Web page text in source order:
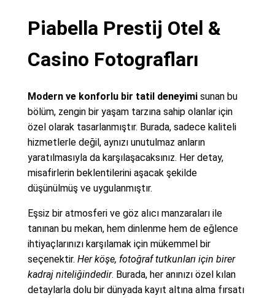
Piabella Prestij Otel &
Casino Fotografları
Modern ve konforlu bir tatil deneyimisunan bu
bölüm, zengin bir yaşam tarzına sahip olanlar için
özel olarak tasarlanmıştır. Burada, sadece kaliteli
hizmetlerle değil, aynızı unutulmaz anların
yaratılmasıyla da karşılaşacaksınız. Her detay,
misafirlerin beklentilerini aşacak şekilde
düşünülmüş ve uygulanmıştır.
Eşsiz bir atmosferi ve göz alıcı manzaraları ile
tanınan bu mekan, hem dinlenme hem de eğlence
ihtiyaçlarınızı karşılamak için mükemmel bir
seçenektir. Her köşe, fotoğraf tutkunları için birer
kadraj niteliğindedir. Burada, her anınızı özel kılan
detaylarla dolu bir dünyada kayıt altına alma fırsatı